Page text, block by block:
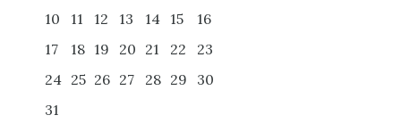
10
11 12 13 14 15
16
17
18 19 20 21 22
23
24 25 26 27 28 29
30
31